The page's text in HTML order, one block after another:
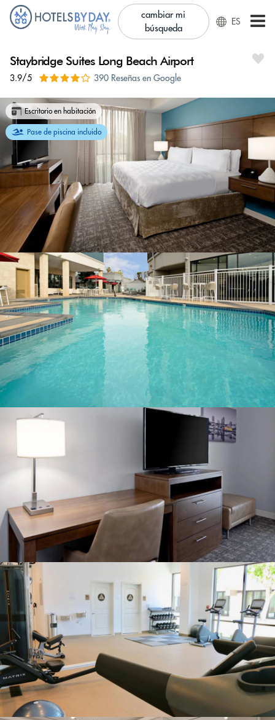
cambiar mi
búsqueda
ES
Staybridge Suites Long Beach Airport
3.9/5 390 Reseñas en Google
Escritorio en habitación
Pase de piscina incluido